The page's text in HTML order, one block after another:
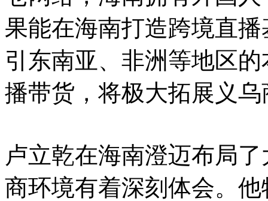
果能在海南打造跨境直
引东南亚、非洲等地区
播带货，将极大拓展义
卢立乾在海南澄迈布局
商环境有着深刻体会。